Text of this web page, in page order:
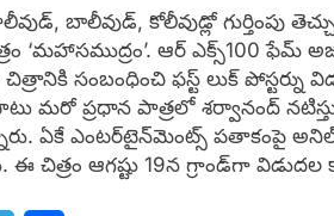
బాలీవుడ్, కోలీవుడ్లో గుర్తింపు
‘మహాసముద్రం’. ఆర్ ఎక్స్100
సంబంధించి ఫస్ట్ లుక్ పోస్టర్ను
మరో ప్రధాన పాత్రలో శర్వానంద్
ఏకే ఎంటర్‌టైన్‌మెంట్స్‌ పతాకంపై అనిల్‌
ఈ చిత్రం ఆగష్టు 19న గ్రాండ్‌గా విడుదల